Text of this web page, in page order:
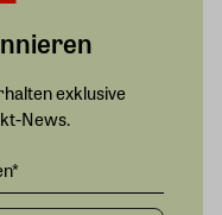
exklusive
News.